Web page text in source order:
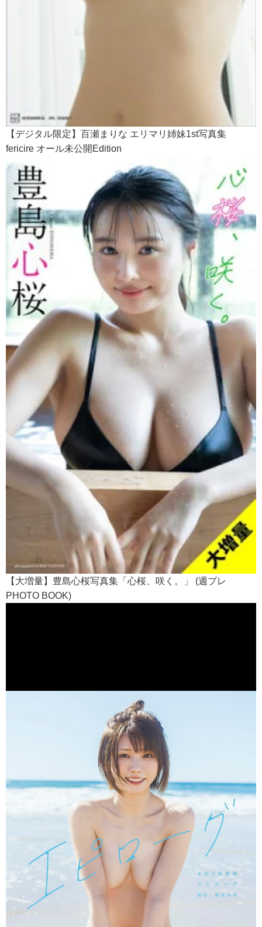
【デジタル限定】百瀬まりな エリマリ姉妹1st写真集
fericire オール未公開Edition
【大増量】豊島心桜写真集「心桜、咲く。」 (週プレ
PHOTO BOOK)